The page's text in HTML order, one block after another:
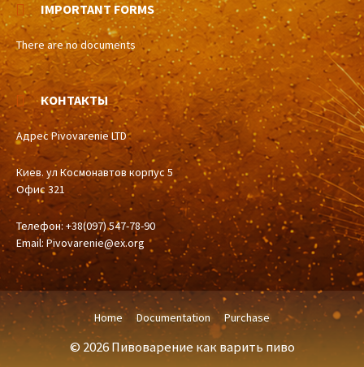
IMPORTANT FORMS
There are no documents
КОНТАКТЫ
Адрес Pivovarenie LTD
Киев. ул Космонавтов корпус 5
Офис 321
Телефон: +38(097) 547-78-90
Email: Pivovarenie@ex.org
Home Documentation Purchase
© 2026 Пивоварение как варить пиво